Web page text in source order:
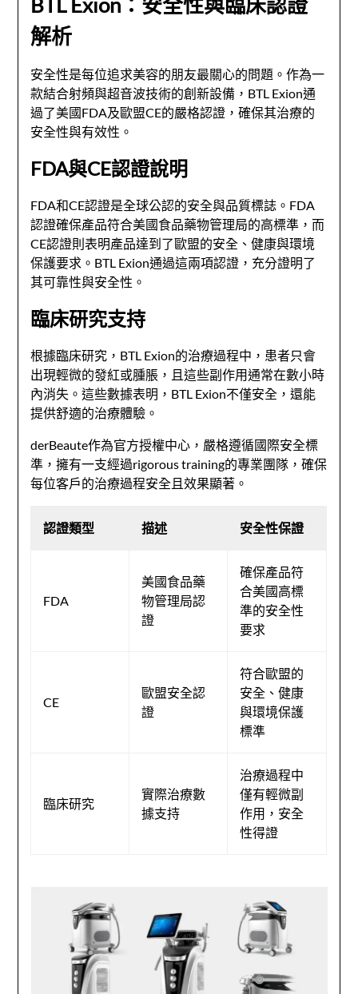
BTL Exion：安全性與臨床認證
解析
安全性是每位追求美容的朋友最關心的問題。作為一
款結合射頻與超音波技術的創新設備，BTL Exion通
過了美國FDA及歐盟CE的嚴格認證，確保其治療的
安全性與有效性。
FDA與CE認證說明
FDA和CE認證是全球公認的安全與品質標誌。FDA
認證確保產品符合美國食品藥物管理局的高標準，而
CE認證則表明產品達到了歐盟的安全、健康與環境
保護要求。BTL Exion通過這兩項認證，充分證明了
其可靠性與安全性。
臨床研究支持
根據臨床研究，BTL Exion的治療過程中，患者只會
出現輕微的發紅或腫脹，且這些副作用通常在數小時
內消失。這些數據表明，BTL Exion不僅安全，還能
提供舒適的治療體驗。
derBeaute作為官方授權中心，嚴格遵循國際安全標
準，擁有一支經過rigorous training的專業團隊，確保
每位客戶的治療過程安全且效果顯著。
認證類型 描述 安全性保證
FDA
美國食品藥
物管理局認
證
確保產品符
合美國高標
準的安全性
要求
CE
歐盟安全認
證
符合歐盟的
安全、健康
與環境保護
標準
臨床研究
實際治療數
據支持
治療過程中
僅有輕微副
作用，安全
性得證